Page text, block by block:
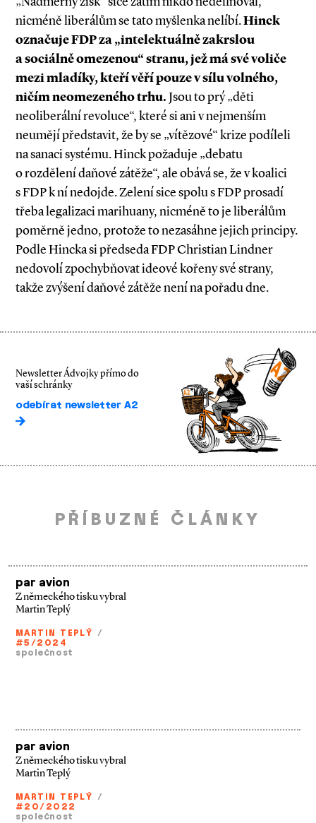
nicméně liberálům se tato myšlenka nelíbí.Hinck
označuje FDP za „intelektuál­ně zakrslou
a sociálně omezenou“ stranu, jež má své voliče
mezi mladíky, kteří věří pouze v sílu volného,
ničím neomezeného trhu.Jsou to prý „děti
neoliberální revoluce“, které si ani v nejmenším
neumějí představit, že by se „vítězové“ krize podíleli
na sanaci systému. Hinck požaduje „debatu
o rozdělení daňové zátěže“, ale obává se, že v koalici
s FDP k ní nedojde. Zelení sice spolu s FDP prosadí
třeba legalizaci marihuany, nicméně to je liberálům
poměrně jedno, protože to nezasáhne jejich principy.
Podle Hincka si předseda FDP Christian Lindner
nedovolí zpochybňovat ideové kořeny své strany,
takže zvýšení daňové zátěže není na pořadu dne.
Newsletter Ádvojky přímo do
vaší schránky
odebírat newsletter A2
PŘÍBUZNÉ ČLÁNKY
par avion
Z německého tisku vybral
Martin Teplý
MARTIN TEPLÝ /
#5/2024
společnost
par avion
Z německého tisku vybral
Martin Teplý
MARTIN TEPLÝ /
#20/2022
společnost